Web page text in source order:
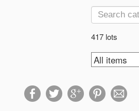
417 lots